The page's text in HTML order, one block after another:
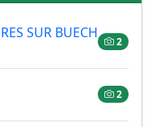
SUR BUECH
2
2